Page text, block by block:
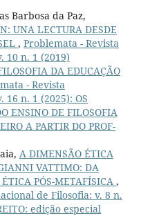
Barbosa da Paz,
UNA LECTURA DESDE
, Problemata - Revista
10 n. 1 (2019)
DA EDUCAÇÃO
- Revista
n. 1 (2025): OS
ENSINO DE FILOSOFIA
A PARTIR DO PROF-
A DIMENSÃO ÉTICA
VATTIMO: DA
PÓS-METAFÍSICA ,
de Filosofia: v. 8 n.
edição especial